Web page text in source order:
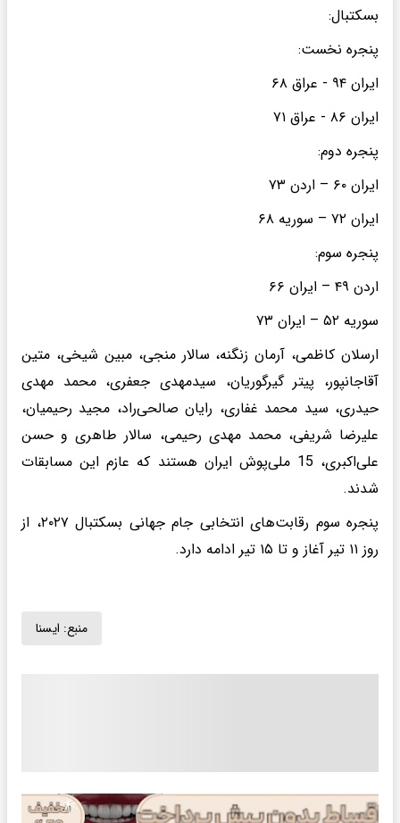
بسکتبال:
پنجره نخست:
ایران ۹۴ - عراق ۶۸
ایران ۸۶ - عراق ۷۱
پنجره دوم:
ایران ۶۰ – اردن ۷۳
ایران ۷۲ – سوریه ۶۸
پنجره سوم:
اردن ۴۹ – ایران ۶۶
سوریه ۵۲ – ایران ۷۳
ارسلان کاظمی، آرمان زنگنه، سالار منجی، مبین شیخی، متین
آقاجانپور، پیتر گیرگوریان، سیدمهدی جعفری، محمد مهدی
حیدری، سید محمد غفاری، رایان صالحی‌راد، مجید رحیمیان،
علیرضا شریفی، محمد مهدی رحیمی، سالار طاهری و حسن
علی‌اکبری، 15 ملی‌پوش ایران هستند که عازم این مسابقات
شدند.
پنجره سوم رقابت‌های انتخابی جام جهانی بسکتبال ۲۰۲۷، از
روز ۱۱ تیر آغاز و تا ۱۵ تیر ادامه دارد.
منبع: ايسنا